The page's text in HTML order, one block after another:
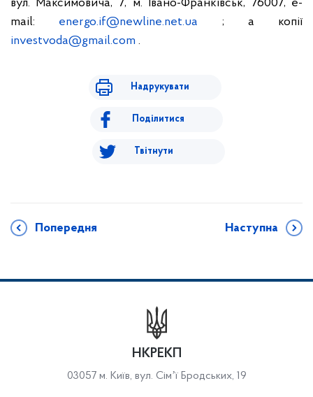
вул. Максимовича, 7, м. Івано-Франківськ, 76007, e-
mail: energo.if@newline.net.ua ; а копії
investvoda@gmail.com .
Надрукувати
Поділитися
Твітнути
Попередня Наступна
НКРЕКП
03057 м. Київ, вул. Сімʼї Бродських, 19